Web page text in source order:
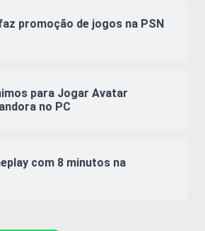
promoção de jogos na PSN
para Jogar Avatar
no PC
com 8 minutos na